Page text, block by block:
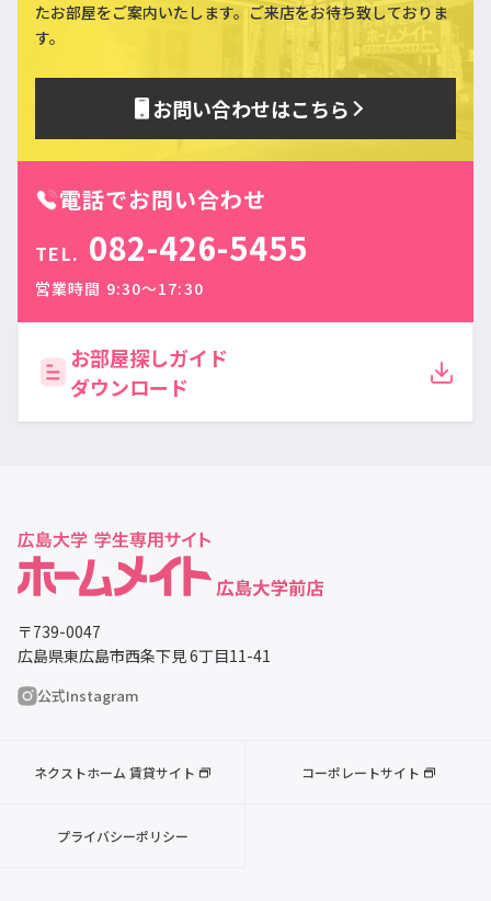
たお部屋をご案内いたします。ご来店をお待ち致しておりま
す。
お問い合わせはこちら
電話でお問い合わせ
TEL. 082-426-5455
営業時間 9:30〜17:30
お部屋探しガイド
ダウンロード
〒739-0047
広島県東広島市西条下見 6丁目11-41
公式Instagram
ネクストホーム 賃貸サイト コーポレートサイト
プライバシーポリシー